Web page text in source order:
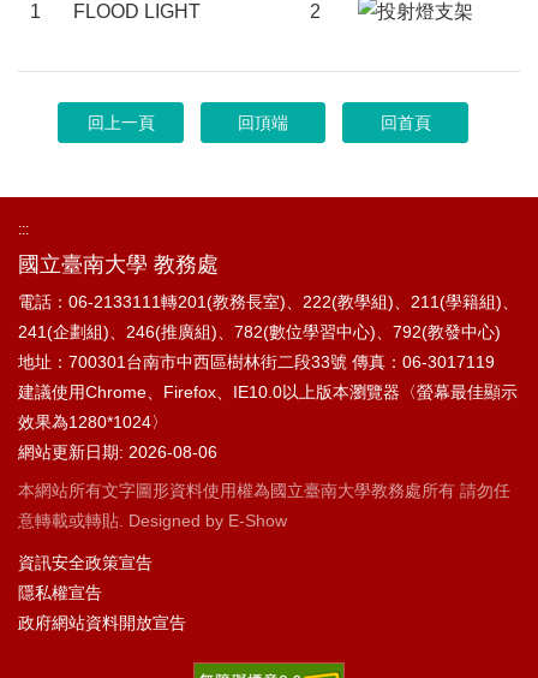
1
FLOOD LIGHT 2
回上一頁 回頂端 回首頁
:::
國立臺南大學 教務處
電話：06-2133111轉201(教務長室)、222(教學組)、211(學籍組)、
241(企劃組)、246(推廣組)、782(數位學習中心)、792(教發中心)
地址：700301台南市中西區樹林街二段33號 傳真：06-3017119
建議使用Chrome、Firefox、IE10.0以上版本瀏覽器〈螢幕最佳顯示
效果為1280*1024〉
網站更新日期: 2026-08-06
本網站所有文字圖形資料使用權為國立臺南大學教務處所有 請勿任
意轉載或轉貼. Designed by E-Show
資訊安全政策宣告
隱私權宣告
政府網站資料開放宣告